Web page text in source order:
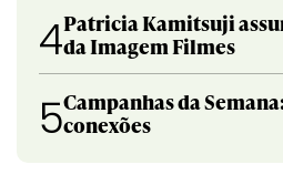
4Patricia Kamitsuji
da Imagem Filmes
5Campanhas da
conexões